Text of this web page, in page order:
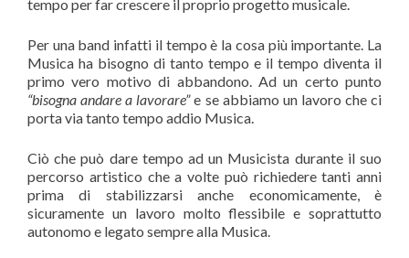
tempo per far crescere il proprio progetto musicale.
Per una band infatti il tempo è la cosa più importante. La
Musica ha bisogno di tanto tempo e il tempo diventa il
primo vero motivo di abbandono. Ad un certo punto
“bisogna andare a lavorare”e se abbiamo un lavoro che ci
porta via tanto tempo addio Musica.
Ciò che può dare tempo ad un Musicista durante il suo
percorso artistico che a volte può richiedere tanti anni
prima di stabilizzarsi anche economicamente, è
sicuramente un lavoro molto flessibile e soprattutto
autonomo e legato sempre alla Musica.